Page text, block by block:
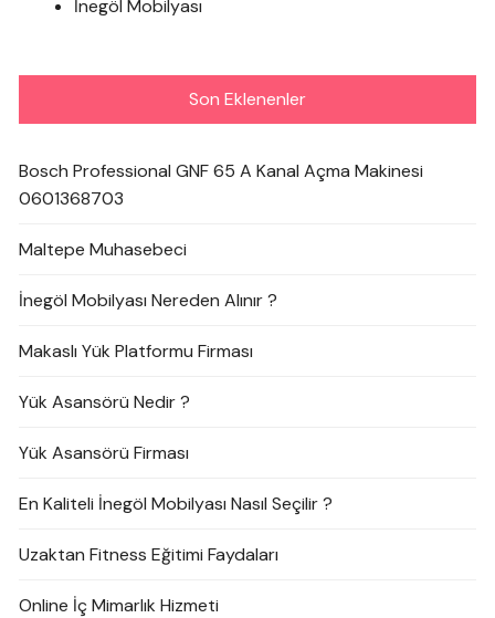
İnegöl Mobilyası
Son Eklenenler
Bosch Professional GNF 65 A Kanal Açma Makinesi
0601368703
Maltepe Muhasebeci
İnegöl Mobilyası Nereden Alınır ?
Makaslı Yük Platformu Firması
Yük Asansörü Nedir ?
Yük Asansörü Firması
En Kaliteli İnegöl Mobilyası Nasıl Seçilir ?
Uzaktan Fitness Eğitimi Faydaları
Online İç Mimarlık Hizmeti